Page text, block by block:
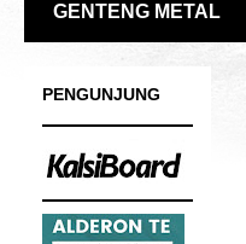
GENTENG METAL
PENGUNJUNG